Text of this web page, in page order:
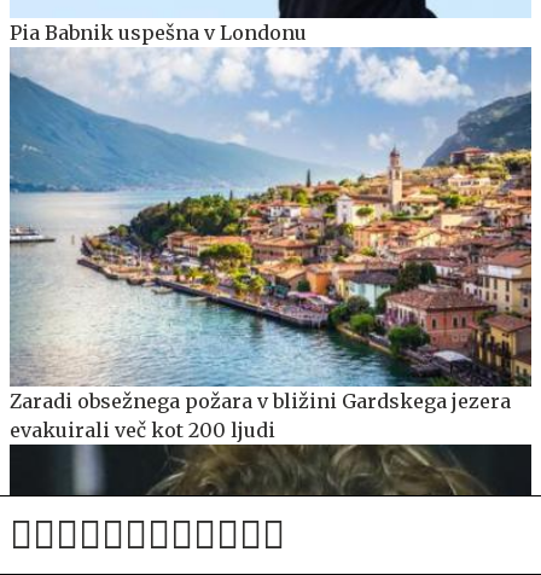
Pia Babnik uspešna v Londonu
Zaradi obsežnega požara v bližini Gardskega jezera
evakuirali več kot 200 ljudi